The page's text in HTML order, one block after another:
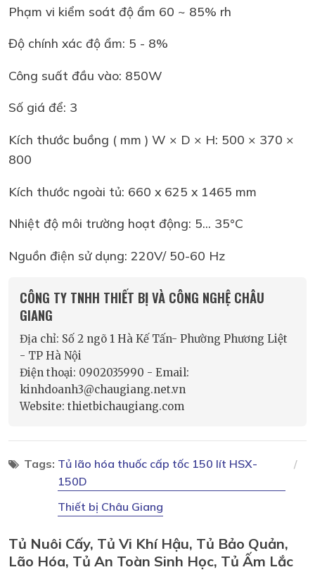
Phạm vi kiểm soát độ ẩm 60 ~ 85% rh
Độ chính xác độ ẩm: 5 - 8%
Công suất đầu vào: 850W
Số giá để: 3
Kích thước buồng ( mm ) W × D × H: 500 × 370 ×
800
Kích thước ngoài tủ: 660 x 625 x 1465 mm
Nhiệt độ môi trường hoạt động: 5... 35°C
Nguồn điện sử dụng: 220V/ 50-60 Hz
CÔNG TY TNHH THIẾT BỊ VÀ CÔNG NGHỆ CHÂU
GIANG
Địa chỉ: Số 2 ngõ 1 Hà Kế Tấn- Phường Phương Liệt
- TP Hà Nội
Điện thoại: 0902035990 - Email:
kinhdoanh3@chaugiang.net.vn
Website: thietbichaugiang.com
Tags: Tủ lão hóa thuốc cấp tốc 150 lít HSX-
150D
Thiết bị Châu Giang
Tủ Nuôi Cấy, Tủ Vi Khí Hậu, Tủ Bảo Quản,
Lão Hóa, Tủ An Toàn Sinh Học, Tủ Ấm Lắc